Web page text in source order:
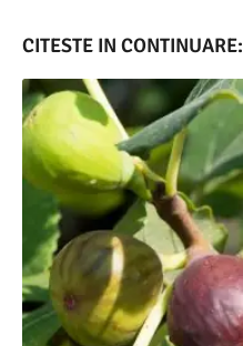
CITESTE IN CONTINUARE: